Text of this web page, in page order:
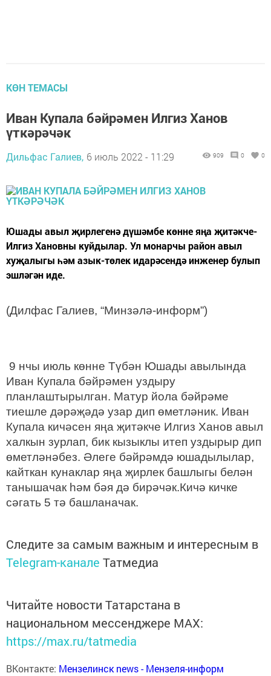
КӨН ТЕМАСЫ
Иван Купала бәйрәмен Илгиз Ханов
үткәрәчәк
Дильфас Галиев, 6 июль 2022 - 11:29 909 0 0
Юшады авыл җирлегенә дүшәмбе көнне яңа җитәкче-
Илгиз Хановны куйдылар. Ул монарчы район авыл
хуҗалыгы һәм азык-төлек идарәсендә инженер булып
эшләгән иде.
(Дилфас Галиев, “Минзәлә-информ”)
9 нчы июль көнне Түбән Юшады авылында
Иван Купала бәйрәмен уздыру
планлаштырылган. Матур йола бәйрәме
тиешле дәрәҗәдә узар дип өметләник. Иван
Купала кичәсен яңа җитәкче Илгиз Ханов авыл
халкын зурлап, бик кызыклы итеп уздырыр дип
өметләнәбез. Әлеге бәйрәмдә юшадылылар,
кайткан кунаклар яңа җирлек башлыгы белән
танышачак һәм бәя дә бирәчәк.Кичә кичке
сәгать 5 тә башланачак.
Следите за самым важным и интересным в
Telegram-канале Татмедиа
Читайте новости Татарстана в
национальном мессенджере MАХ:
https://max.ru/tatmedia
ВКонтакте: Мензелинск news - Мензеля-информ